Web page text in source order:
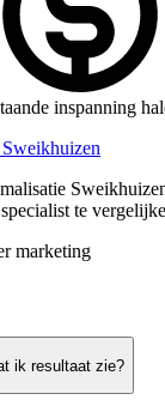
inspanning
te
marketing
ik resultaat zie?